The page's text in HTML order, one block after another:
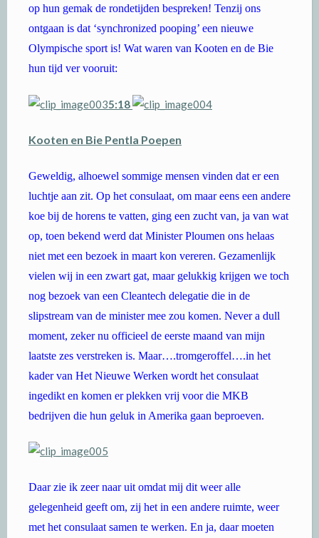
op hun gemak de rondetijden bespreken! Tenzij ons
ontgaan is dat ‘synchronized pooping’ een nieuwe
Olympische sport is! Wat waren van Kooten en de Bie
hun tijd ver vooruit:
5:18
Kooten en Bie Pentla Poepen
Geweldig, alhoewel sommige mensen vinden dat er een
luchtje aan zit. Op het consulaat, om maar eens een andere
koe bij de horens te vatten, ging een zucht van, ja van wat
op, toen bekend werd dat Minister Ploumen ons helaas
niet met een bezoek in maart kon vereren. Gezamenlijk
vielen wij in een zwart gat, maar gelukkig krijgen we toch
nog bezoek van een Cleantech delegatie die in de
slipstream van de minister mee zou komen. Never a dull
moment, zeker nu officieel de eerste maand van mijn
laatste zes verstreken is. Maar….tromgeroffel….in het
kader van Het Nieuwe Werken wordt het consulaat
ingedikt en komen er plekken vrij voor die MKB
bedrijven die hun geluk in Amerika gaan beproeven.
Daar zie ik zeer naar uit omdat mij dit weer alle
gelegenheid geeft om, zij het in een andere ruimte, weer
met het consulaat samen te werken. En ja, daar moeten